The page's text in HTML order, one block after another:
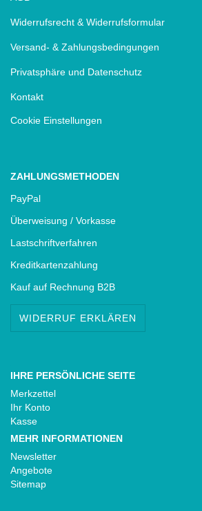
Widerrufsrecht & Widerrufsformular
Versand- & Zahlungsbedingungen
Privatsphäre und Datenschutz
Kontakt
Cookie Einstellungen
ZAHLUNGSMETHODEN
PayPal
Überweisung / Vorkasse
Lastschriftverfahren
Kreditkartenzahlung
Kauf auf Rechnung B2B
WIDERRUF ERKLÄREN
IHRE PERSÖNLICHE SEITE
Merkzettel
Ihr Konto
Kasse
MEHR INFORMATIONEN
Newsletter
Angebote
Sitemap